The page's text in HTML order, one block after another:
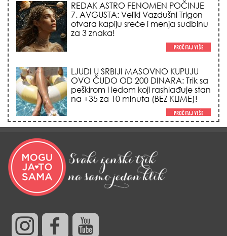
REDAK ASTRO FENOMEN POČINJE
7. AVGUSTA: Veliki Vazdušni Trigon
otvara kapiju sreće i menja sudbinu
za 3 znaka!
LJUDI U SRBIJI MASOVNO KUPUJU
OVO ČUDO OD 200 DINARA: Trik sa
peškirom i ledom koji rashlađuje stan
na +35 za 10 minuta (BEZ KLIME)!
ako želite da vam kosa raste kao iz
vode i privučete novu ljubav!
LOVOROVIM LISTOM: Stari ritual
privlačenja novca koji treba uraditi
baš tokom sezone Lava!